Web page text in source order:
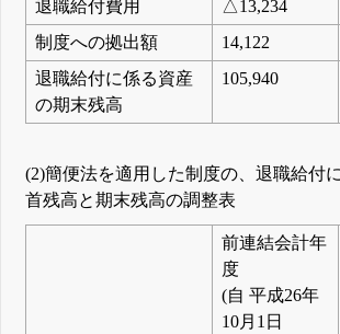
退職給付費用 △13,234
制度への拠出額
14,122
退職給付に係る資産
の期末残高
105,940
(2)簡便法を適用した制度の、退職給付
首残高と期末残高の調整表
前連結会計年
度
(自 平成26年
10月1日